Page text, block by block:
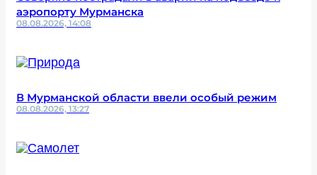
аэропорту Мурманска
08.08.2026, 14:08
В Мурманской области ввели особый режим
08.08.2026, 13:27